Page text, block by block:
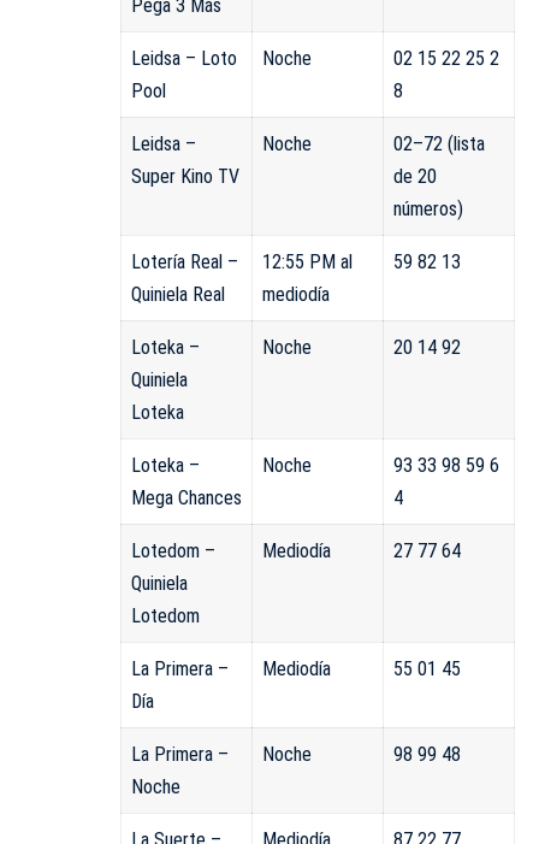
Pega 3 Más
Leidsa – Loto
Pool
Noche
02 15 22 25 2
8
Leidsa –
Super Kino TV
Noche
02–72 (lista
de 20
números)
Lotería Real –
Quiniela Real
12:55 PM al
mediodía
59 82 13
Loteka –
Quiniela
Loteka
Noche 20 14 92
Loteka –
Mega Chances
Noche
93 33 98 59 6
4
Lotedom –
Quiniela
Lotedom
Mediodía 27 77 64
La Primera –
Día
Mediodía 55 01 45
La Primera –
Noche
Noche 98 99 48